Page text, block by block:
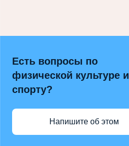
Есть вопросы по
физической культуре и
спорту?
Напишите об этом